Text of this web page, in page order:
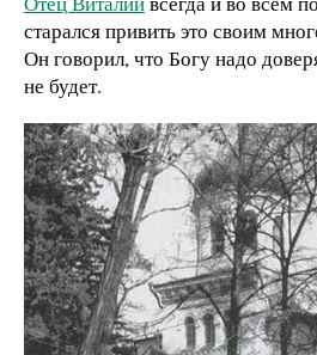
старался привить это своим
Он говорил, что Богу надо
не будет.